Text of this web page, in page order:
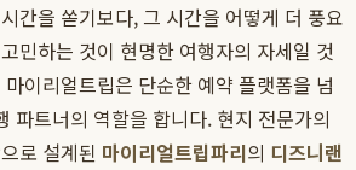
간을 쏟기보다, 그 시간을 어떻게 더 풍요
민하는 것이 현명한 여행자의 자세일 것
이리얼트립은 단순한 예약 플랫폼을 넘
파트너의 역할을 합니다. 현지 전문가의
로 설계된 마이리얼트립파리의 디즈니랜